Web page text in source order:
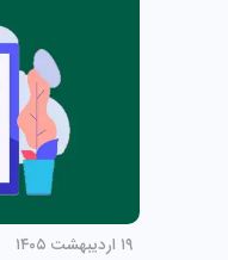
۱۹ اردیبهشت ۱۴۰۵